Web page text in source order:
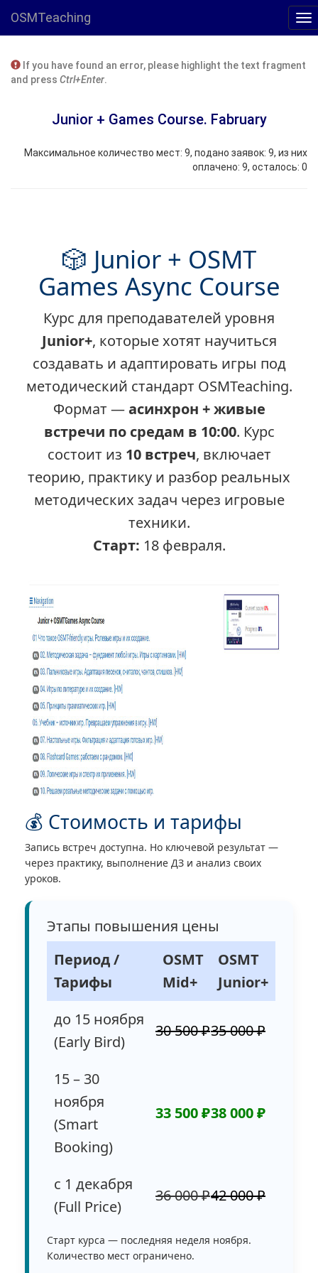
OSMTeaching
If you have found an error, please highlight the text fragment
and press Ctrl+Enter.
Junior + Games Course. Fabruary
Максимальное количество мест: 9, подано заявок: 9, из них
оплачено: 9, осталось: 0
🎲 Junior + OSMT
Games Async Course
Курс для преподавателей уровня
Junior+, которые хотят научиться
создавать и адаптировать игры под
методический стандарт OSMTeaching.
Формат —асинхрон + живые
встречи по средам в 10:00. Курс
состоит из 10 встреч, включает
теорию, практику и разбор реальных
методических задач через игровые
техники.
Старт: 18 февраля.
💰 Стоимость и тарифы
Запись встреч доступна. Но ключевой результат —
через практику, выполнение ДЗ и анализ своих
уроков.
Этапы повышения цены
Период /
Тарифы
OSMT
Mid+
OSMT
Junior+
до 15 ноября
(Early Bird)
30 500 ₽35 000 ₽
15 – 30
ноября
(Smart
Booking)
33 500 ₽38 000 ₽
с 1 декабря
(Full Price)
36 000 ₽42 000 ₽
Старт курса — последняя неделя ноября.
Количество мест ограничено.